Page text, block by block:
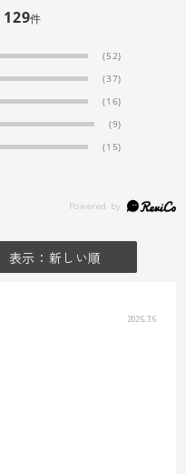
129件
(52)
(37)
(16)
(9)
(15)
表示：新しい順
2026.7.6